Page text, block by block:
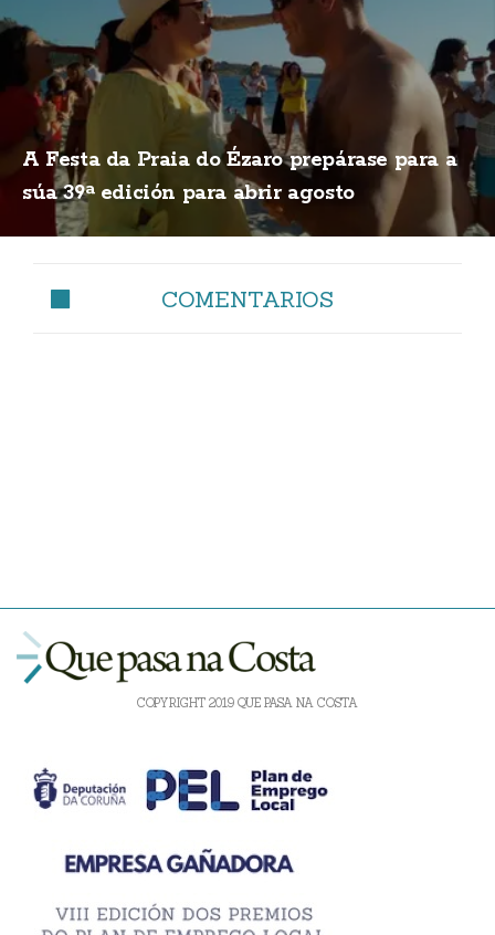
A Festa da Praia do Ézaro prepárase para a
súa 39ª edición para abrir agosto
COMENTARIOS
COPYRIGHT 2019 QUE PASA NA COSTA